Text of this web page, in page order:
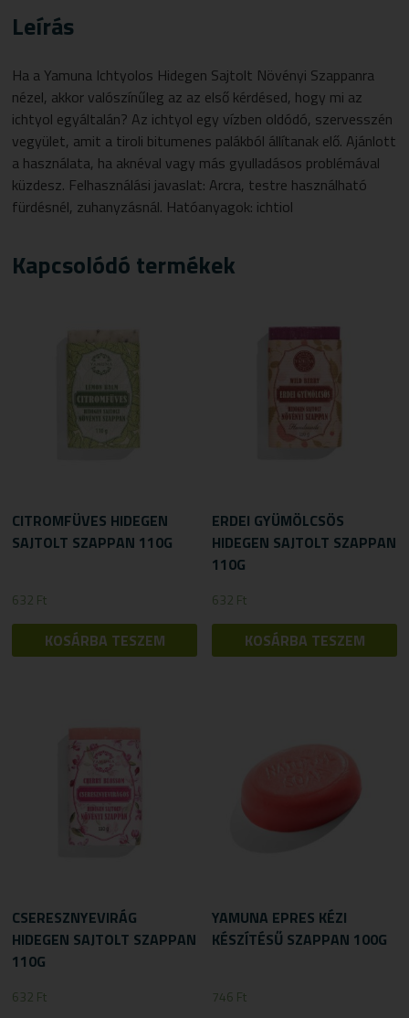
Leírás
Ha a Yamuna Ichtyolos Hidegen Sajtolt Növényi Szappanra
nézel, akkor valószínűleg az az első kérdésed, hogy mi az
ichtyol egyáltalán? Az ichtyol egy vízben oldódó, szervesszén
vegyület, amit a tiroli bitumenes palákból állítanak elő. Ajánlott
a használata, ha aknéval vagy más gyulladásos problémával
küzdesz. Felhasználási javaslat: Arcra, testre használható
fürdésnél, zuhanyzásnál. Hatóanyagok: ichtiol
Kapcsolódó termékek
CITROMFÜVES HIDEGEN
SAJTOLT SZAPPAN 110G
632 Ft
KOSÁRBA TESZEM
ERDEI GYÜMÖLCSÖS
HIDEGEN SAJTOLT SZAPPAN
110G
632 Ft
KOSÁRBA TESZEM
CSERESZNYEVIRÁG
HIDEGEN SAJTOLT SZAPPAN
110G
632 Ft
YAMUNA EPRES KÉZI
KÉSZÍTÉSŰ SZAPPAN 100G
746 Ft